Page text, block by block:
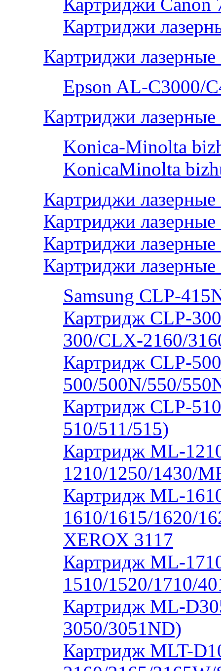
Картриджи
Картриджи лазерные
Epson AL-С3000/
Картриджи
Konica-Minolta
KonicaMinolta
Картриджи
Картриджи лазерные
Картриджи лазерные
Картриджи лазерные
Samsung CLP-
Картридж CLP-
300/CLX-2160/
Картридж CLP-
500/500N/550/
Картридж CLP-
510/511/515)
Картридж ML-
1210/1250/1430/
Картридж ML-
1610/1615/1620/
XEROX 3117
Картридж ML-
1510/1520/1710/
Картридж ML-
3050/3051ND)
Картридж MLT-